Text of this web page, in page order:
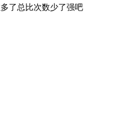
了总比次数少了强吧